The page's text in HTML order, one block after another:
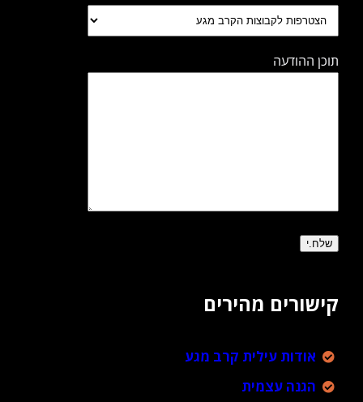
תוכן ההודעה
קישורים מהירים
אודות עילית קרב מגע
הגנה עצמית